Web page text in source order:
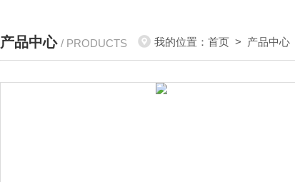
产品中心 / PRODUCTS 我的位置：首页 > 产品中心